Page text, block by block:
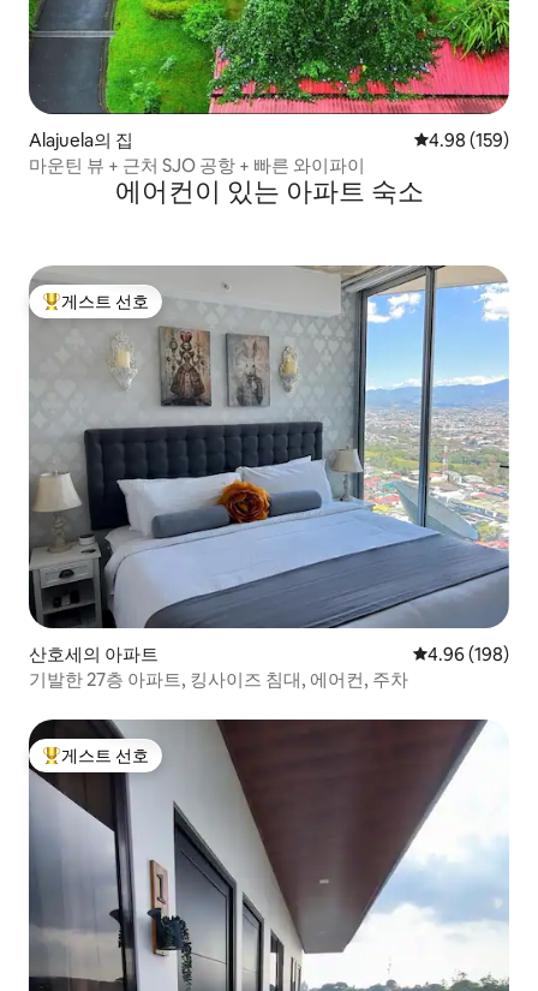
Alajuela의 집 평점 4.98점(5
4.98 (159)
마운틴 뷰 + 근처 SJO 공항 + 빠른 와이파이
에어컨이 있는 아파트 숙소
상위 게스트 선호
게스트 선호
산호세의 아파트 평점 4.96점(5
4.96 (198)
기발한 27층 아파트, 킹사이즈 침대, 에어컨, 주차
상위 게스트 선호
게스트 선호